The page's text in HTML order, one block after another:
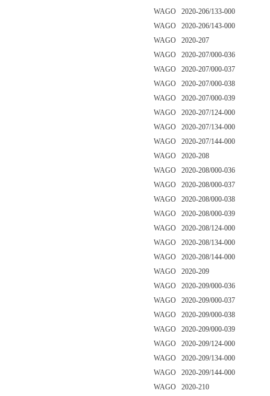
WAGO 2020-206/133-000
WAGO 2020-206/143-000
WAGO 2020-207
WAGO 2020-207/000-036
WAGO 2020-207/000-037
WAGO 2020-207/000-038
WAGO 2020-207/000-039
WAGO 2020-207/124-000
WAGO 2020-207/134-000
WAGO 2020-207/144-000
WAGO 2020-208
WAGO 2020-208/000-036
WAGO 2020-208/000-037
WAGO 2020-208/000-038
WAGO 2020-208/000-039
WAGO 2020-208/124-000
WAGO 2020-208/134-000
WAGO 2020-208/144-000
WAGO 2020-209
WAGO 2020-209/000-036
WAGO 2020-209/000-037
WAGO 2020-209/000-038
WAGO 2020-209/000-039
WAGO 2020-209/124-000
WAGO 2020-209/134-000
WAGO 2020-209/144-000
WAGO 2020-210